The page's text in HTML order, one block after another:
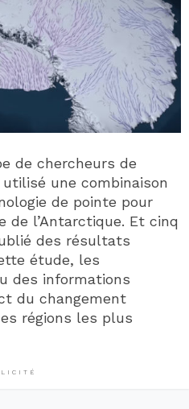
de chercheurs de
une combinaison
de pointe pour
de l’Antarctique. Et cinq
des résultats
étude, les
des informations
du changement
régions les plus